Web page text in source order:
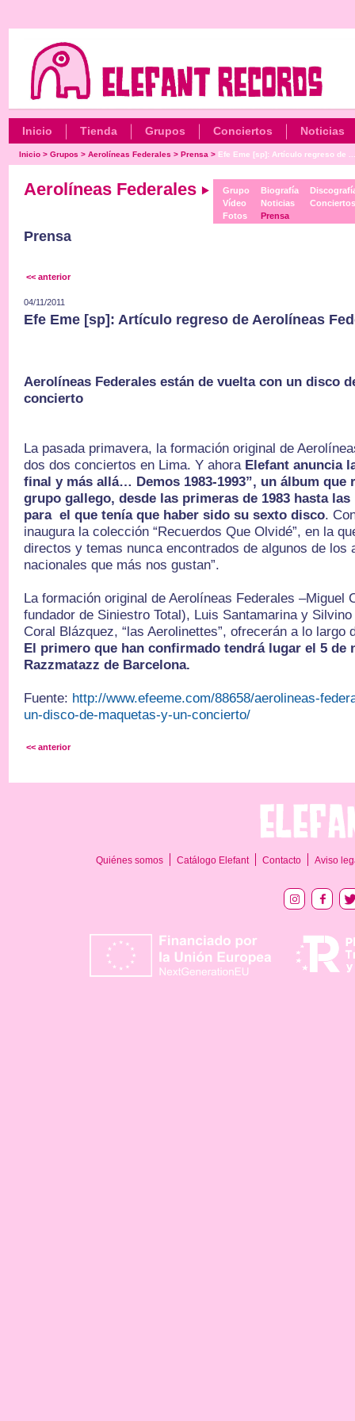
Inicio Tienda Grupos Conciertos Noticias
Inicio> Grupos > Aerolíneas Federales > Prensa > Efe Eme [sp]: Artículo regreso de ...
Aerolíneas Federales
Grupo
Vídeo
Fotos
Biografía
Noticias
Prensa
Conciertos
Prensa
<< anterior
04/11/2011
Efe Eme [sp]: Artículo regreso de Aerolíneas
Aerolíneas Federales están de vuelta con un disco
concierto
La pasada primavera, la formación original de
dos dos conciertos en Lima. Y ahora Elefant anuncia
final y más allá… Demos 1983-1993”, un álbum que
grupo gallego, desde las primeras de 1983 hasta
para el que tenía que haber sido su sexto disco.
inaugura la colección “Recuerdos Que Olvidé”, en la
directos y temas nunca encontrados de algunos de los
nacionales que más nos gustan”.
La formación original de Aerolíneas Federales –Miguel
fundador de Siniestro Total), Luis Santamarina y
Coral Blázquez, “las Aerolinettes”, ofrecerán a lo largo
El primero que han confirmado tendrá lugar el 5 de
Razzmatazz de Barcelona.
Fuente: http://www.efeeme.com/88658/aerolineas-
un-disco-de-maquetas-y-un-concierto/
<< anterior
Quiénes somos Catálogo Elefant Contacto Aviso